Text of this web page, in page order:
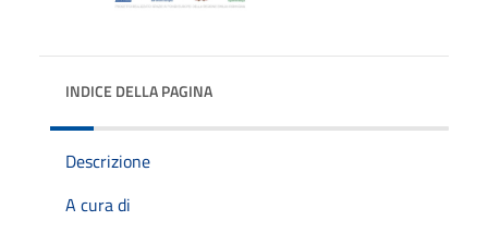
INDICE DELLA PAGINA
Descrizione
A cura di